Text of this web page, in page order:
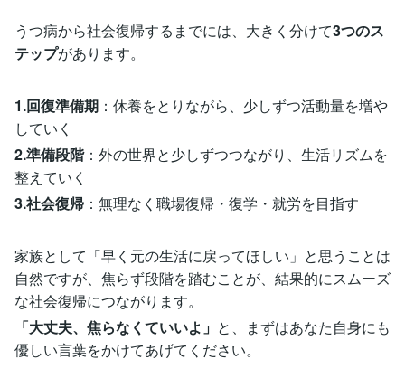
うつ病から社会復帰するまでには、大きく分けて3つのス
テップがあります。
1.回復準備期 ：休養をとりながら、少しずつ活動量を増や
していく
2.準備段階：外の世界と少しずつつながり、生活リズムを
整えていく
3.社会復帰 ：無理なく職場復帰・復学・就労を目指す
家族として「早く元の生活に戻ってほしい」と思うことは
自然ですが、焦らず段階を踏むことが、結果的にスムーズ
な社会復帰につながります。
「大丈夫、焦らなくていいよ」 と、まずはあなた自身にも
優しい言葉をかけてあげてください。